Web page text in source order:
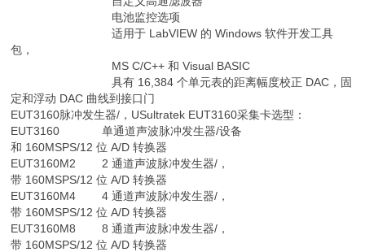
电池监控选项
适用于 LabVIEW 的 Windows 软件开发工具
包，
MS C/C++ 和 Visual BASIC
具有 16,384 个单元表的距离幅度校正 DAC，固
定和浮动 DAC 曲线到接口门
EUT3160脉冲发生器/，USultratek EUT3160采集卡选型：
EUT3160 单通道声波脉冲发生器/设备
和 160MSPS/12 位 A/D 转换器
EUT3160M2 2 通道声波脉冲发生器/，
带 160MSPS/12 位 A/D 转换器
EUT3160M4 4 通道声波脉冲发生器/，
带 160MSPS/12 位 A/D 转换器
EUT3160M8 8 通道声波脉冲发生器/，
带 160MSPS/12 位 A/D 转换器